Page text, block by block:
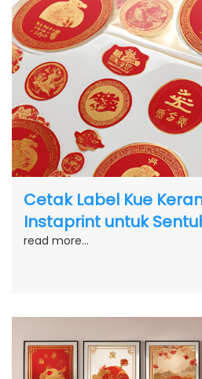
Cetak Label Kue
Instaprint untuk
read more...